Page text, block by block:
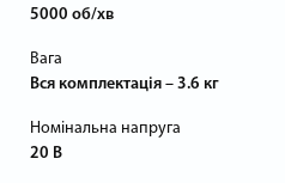
5000 об/хв
Вага
Вся комплектація – 3.6 кг
Номінальна напруга
20 В